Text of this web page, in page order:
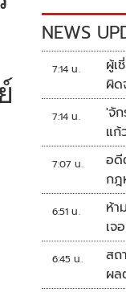
NEWS
7:14 น.
ผู้เ
ผิด
คว
7:14 น.
'จั
แก้
7:07 น.
อดี
กฎ
สว
6:51 น.
ห้า
เจ
6:45 น.
สถ
ผล
เดี